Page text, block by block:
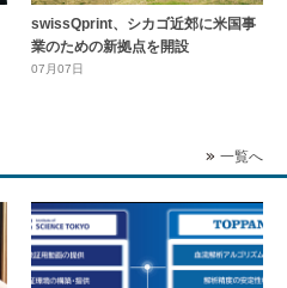
swissQprint、シカゴ近郊に⽶国事
業のための新拠点を開設
07月07日
一覧へ